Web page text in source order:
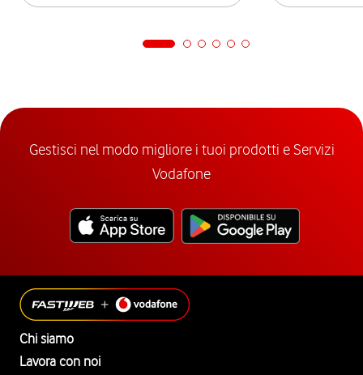
Gestisci nel modo migliore i tuoi prodotti e Servizi
Vodafone
Chi siamo
Lavora con noi